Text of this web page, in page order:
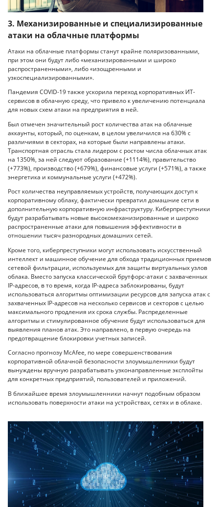
3. Механизированные и специализированные
атаки на облачные платформы
Атаки на облачные платформы станут крайне поляризованными,
при этом они будут либо «механизированными и широко
распространенными», либо «изощренными и
узкоспециализированными».
Пандемия COVID-19 также ускорила переход корпоративных ИТ-
сервисов в облачную среду, что привело к увеличению потенциала
для новых схем атаки на предприятия в ней.
Был отмечен значительный рост количества атак на облачные
аккаунты, который, по оценкам, в целом увеличился на 630% с
различиями в секторах, на которые были направлены атаки.
Транспортная отрасль стала лидером с ростом числа облачных атак
на 1350%, за ней следуют образование (+1114%), правительство
(+773%), производство (+679%), финансовые услуги (+571%), а также
энергетика и коммунальные услуги (+472%).
Рост количества неуправляемых устройств, получающих доступ к
корпоративному облаку, фактически превратил домашние сети в
дополнительную корпоративную инфраструктуру. Киберпреступники
будут разрабатывать новые высокомеханизированные и широко
распространенные атаки для повышения эффективности в
отношении тысяч разнородных домашних сетей.
Кроме того, киберпреступники могут использовать искусственный
интеллект и машинное обучение для обхода традиционных приемов
сетевой фильтрации, используемых для защиты виртуальных узлов
облака. Вместо запуска классической брутфорс-атаки с захваченных
IP-адресов, в то время, когда IP-адреса заблокированы, будут
использоваться алгоритмы оптимизации ресурсов для запуска атак с
захваченных IP-адресов на несколько сервисов и секторов с целью
максимального продления их срока службы. Распределенные
алгоритмы и стимулированное обучение будут использоваться для
выявления планов атак. Это направлено, в первую очередь на
предотвращение блокировки учетных записей.
Согласно прогнозу McAfee, по мере совершенствования
корпоративной облачной безопасности злоумышленники будут
вынуждены вручную разрабатывать узконаправленные эксплойты
для конкретных предприятий, пользователей и приложений.
В ближайшее время злоумышленники начнут подобным образом
использовать поверхности атаки на устройствах, сетях и в облаке.